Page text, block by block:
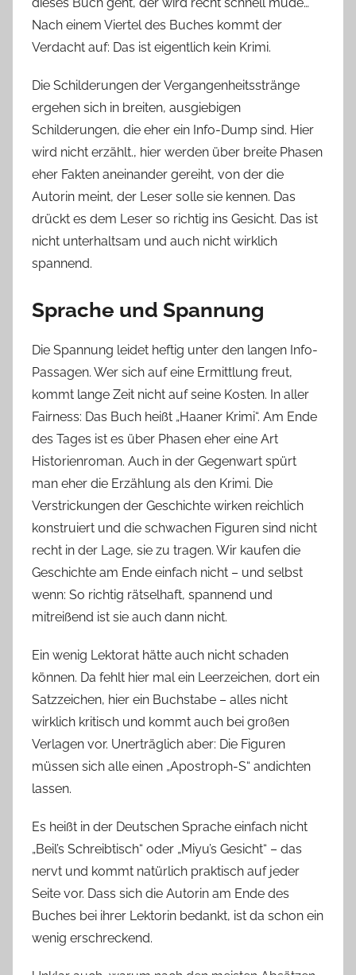
Nach einem Viertel des Buches kommt der
Verdacht auf: Das ist eigentlich kein Krimi.
Die Schilderungen der Vergangenheitsstränge
ergehen sich in breiten, ausgiebigen
Schilderungen, die eher ein Info-Dump sind. Hier
wird nicht erzählt., hier werden über breite Phasen
eher Fakten aneinander gereiht, von der die
Autorin meint, der Leser solle sie kennen. Das
drückt es dem Leser so richtig ins Gesicht. Das ist
nicht unterhaltsam und auch nicht wirklich
spannend.
Sprache und Spannung
Die Spannung leidet heftig unter den langen Info-
Passagen. Wer sich auf eine Ermittlung freut,
kommt lange Zeit nicht auf seine Kosten. In aller
Fairness: Das Buch heißt „Haaner Krimi“. Am Ende
des Tages ist es über Phasen eher eine Art
Historienroman. Auch in der Gegenwart spürt
man eher die Erzählung als den Krimi. Die
Verstrickungen der Geschichte wirken reichlich
konstruiert und die schwachen Figuren sind nicht
recht in der Lage, sie zu tragen. Wir kaufen die
Geschichte am Ende einfach nicht – und selbst
wenn: So richtig rätselhaft, spannend und
mitreißend ist sie auch dann nicht.
Ein wenig Lektorat hätte auch nicht schaden
können. Da fehlt hier mal ein Leerzeichen, dort ein
Satzzeichen, hier ein Buchstabe – alles nicht
wirklich kritisch und kommt auch bei großen
Verlagen vor. Unerträglich aber: Die Figuren
müssen sich alle einen „Apostroph-S“ andichten
lassen.
Es heißt in der Deutschen Sprache einfach nicht
„Beil’s Schreibtisch“ oder „Miyu’s Gesicht“ – das
nervt und kommt natürlich praktisch auf jeder
Seite vor. Dass sich die Autorin am Ende des
Buches bei ihrer Lektorin bedankt, ist da schon ein
wenig erschreckend.